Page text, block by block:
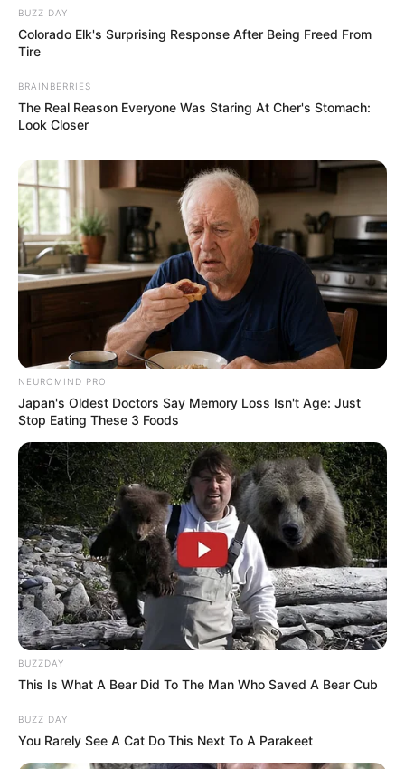
BUZZ DAY
Colorado Elk's Surprising Response After Being Freed From
Tire
BRAINBERRIES
The Real Reason Everyone Was Staring At Cher's Stomach:
Look Closer
NEUROMIND PRO
Japan's Oldest Doctors Say Memory Loss Isn't Age: Just
Stop Eating These 3 Foods
BUZZDAY
This Is What A Bear Did To The Man Who Saved A Bear Cub
BUZZ DAY
You Rarely See A Cat Do This Next To A Parakeet